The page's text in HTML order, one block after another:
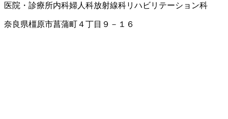
医院・診療所内科婦人科放射線科リハビリテーション科
奈良県橿原市菖蒲町４丁目９－１６